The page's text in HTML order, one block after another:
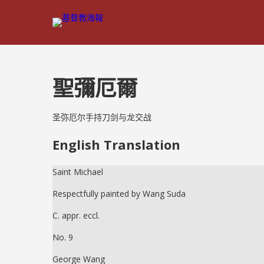
聖彌厄爾
圣弥厄尔手持刀剑与龙交战
English Translation
Saint Michael
Respectfully painted by Wang Suda
C. appr. eccl.
No. 9
George Wang